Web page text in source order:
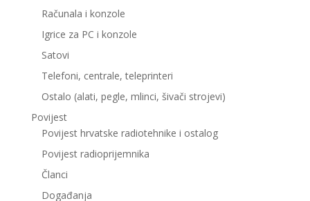
Računala i konzole
Igrice za PC i konzole
Satovi
Telefoni, centrale, teleprinteri
Ostalo (alati, pegle, mlinci, šivači strojevi)
Povijest
Povijest hrvatske radiotehnike i ostalog
Povijest radioprijemnika
Članci
Događanja